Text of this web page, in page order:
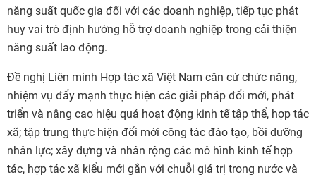
năng suất quốc gia đối với các doanh nghiệp, tiếp tục phát
huy vai trò định hướng hỗ trợ doanh nghiệp trong cải thiện
năng suất lao động.
Đề nghị Liên minh Hợp tác xã Việt Nam căn cứ chức năng,
nhiệm vụ đẩy mạnh thực hiện các giải pháp đổi mới, phát
triển và nâng cao hiệu quả hoạt động kinh tế tập thể, hợp tác
xã; tập trung thực hiện đổi mới công tác đào tạo, bồi dưỡng
nhân lực; xây dựng và nhân rộng các mô hình kinh tế hợp
tác, hợp tác xã kiểu mới gắn với chuỗi giá trị trong nước và